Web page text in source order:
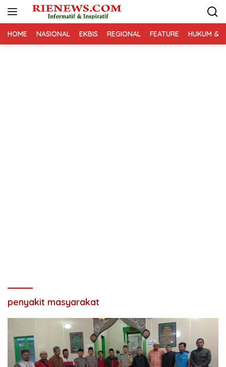
HOME NASIONAL EKBIS REGIONAL FEATURE HUKUM &
penyakit masyarakat